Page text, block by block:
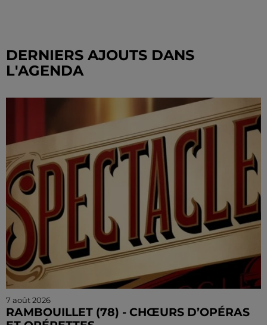
DERNIERS AJOUTS DANS
L'AGENDA
7 août 2026
RAMBOUILLET (78) - CHŒURS D’OPÉRAS